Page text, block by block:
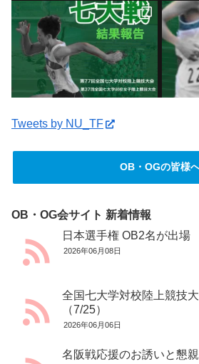
Tweets by NU_TF
OB・OGの皆様
OB・OG会サイト 新着情報
日本選手権 OB2名が出場
2026年06月08日
全国七大学対校陸上競技
（7/25）
2026年06月06日
名阪戦応援のお誘いと懇